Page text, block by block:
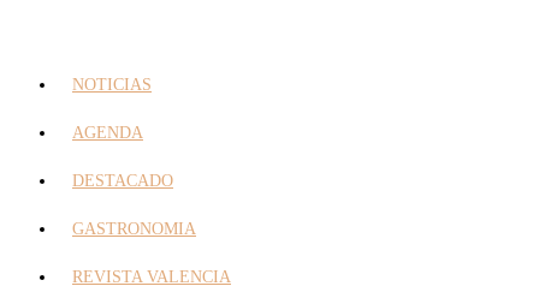
NOTICIAS
AGENDA
DESTACADO
GASTRONOMIA
REVISTA VALENCIA